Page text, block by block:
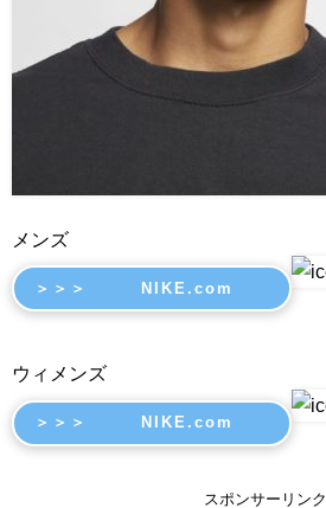
メンズ
＞＞＞ NIKE.com
ウィメンズ
＞＞＞ NIKE.com
スポンサーリンク